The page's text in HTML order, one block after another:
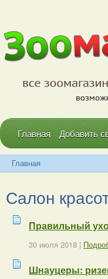
Главная Добавить
Главная
Салон
Правильный
30 июля 2018 |
Шнауцеры: